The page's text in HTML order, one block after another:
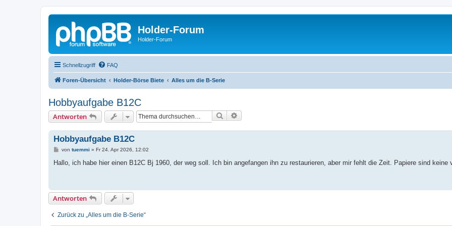
Holder-Forum
Holder-Forum
Schnellzugriff FAQ
Foren-Übersicht Holder-Börse Biete Alles um die B-Serie
Hobbyaufgabe B12C
Antworten Suche
Hobbyaufgabe B12C
B
i
von tuemmi » Fr 24. Apr 2026, 12:02
Hallo, ich habe hier einen B12C Bj 1960, der weg soll. Ich bin angefangen ihn zu restaurieren, aber mir fehlt die Zeit. Papiere sind keine
Antworten
Zurück zu „Alles um die B-Serie“